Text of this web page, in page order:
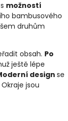
možností
bambusového
druhům
obsah. Po
ještě lépe
designse
jsou